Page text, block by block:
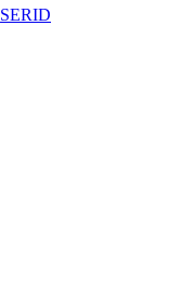
SERID